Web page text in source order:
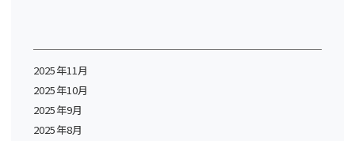
2025年11月
2025年10月
2025年9月
2025年8月